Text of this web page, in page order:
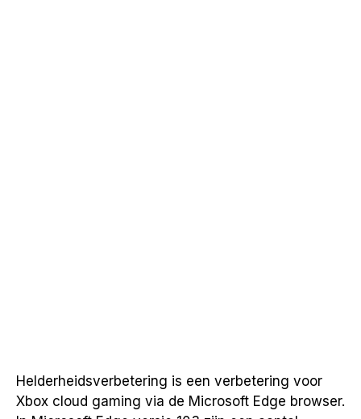
Helderheidsverbetering is een verbetering voor
Xbox cloud gaming via de Microsoft Edge browser.